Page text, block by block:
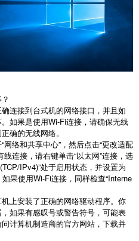
连接到台式机的网络接口，并且如
如果是使用Wi-Fi连接，请确保无线
确的无线网络。
“网络和共享中心” ，然后点击“更改适配
线连接，请右键单击“以太网”连接，选
IPv4)”处于启用状态，并设置为
果使用Wi-Fi连接，同样检查“Interne
上安装了正确的网络驱动程序。你
如果有感叹号或警告符号，可能表
计算机制造商的官方网站，下载并